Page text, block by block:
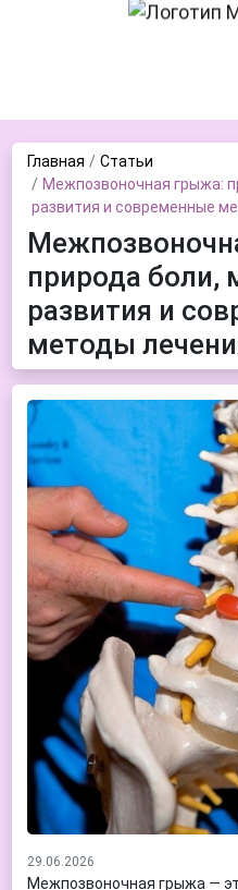
Главная
Статьи
Межпозвоночная грыжа:
развития и современные
природа боли,
развития и
методы
29.06.2026
Межпозвоночная грыжа —